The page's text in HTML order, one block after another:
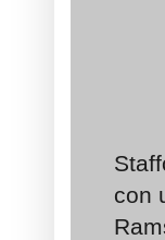
con